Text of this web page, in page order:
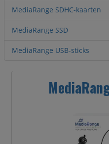
MediaRange SDHC-kaarten
MediaRange SSD
MediaRange USB-sticks